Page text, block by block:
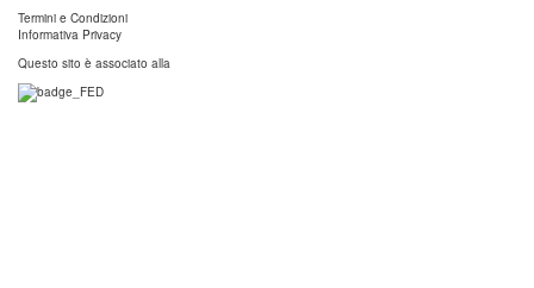
Termini e Condizioni
Informativa Privacy
Questo sito è associato alla